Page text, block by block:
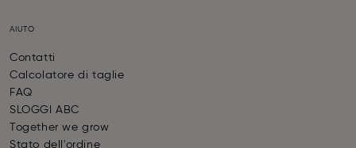
AIUTO
Contatti
Calcolatore di taglie
FAQ
SLOGGI ABC
Together we grow
Stato dell'ordine